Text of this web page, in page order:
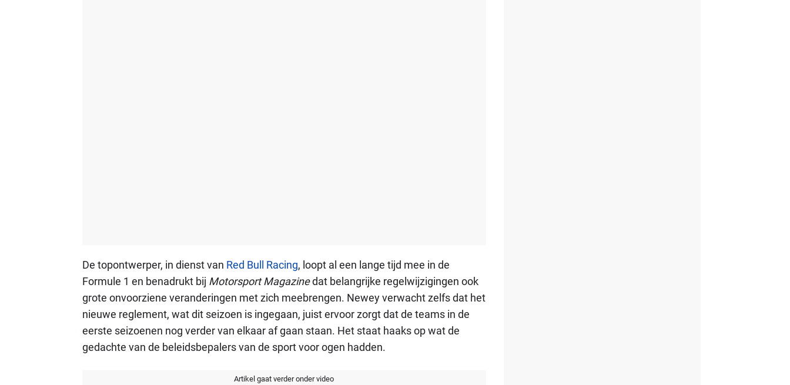
De topontwerper, in dienst van Red Bull Racing, loopt al een lange tijd mee in de
Formule 1 en benadrukt bij Motorsport Magazinedat belangrijke regelwijzigingen ook
grote onvoorziene veranderingen met zich meebrengen. Newey verwacht zelfs dat het
nieuwe reglement, wat dit seizoen is ingegaan, juist ervoor zorgt dat de teams in de
eerste seizoenen nog verder van elkaar af gaan staan. Het staat haaks op wat de
gedachte van de beleidsbepalers van de sport voor ogen hadden.
Artikel gaat verder onder video